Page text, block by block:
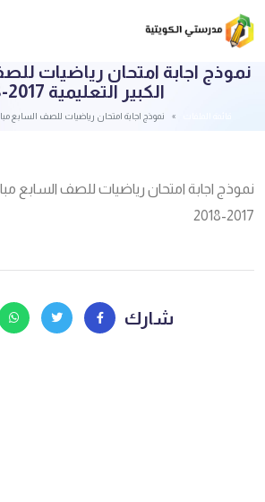
نموذج اجابة امتحان رياضيات
الكبير التعليمية 2017-2018
نموذج اجابة امتحان رياضيات للصف السابع مبارك
نموذج اجابة امتحان رياضيات للصف السابع
2017-2018
شارك